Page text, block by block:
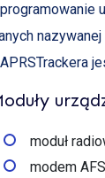
moduł
modem